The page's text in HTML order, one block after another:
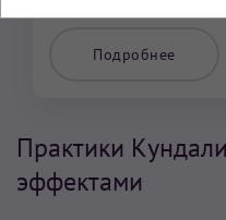
Подробнее
Практики
эффектами